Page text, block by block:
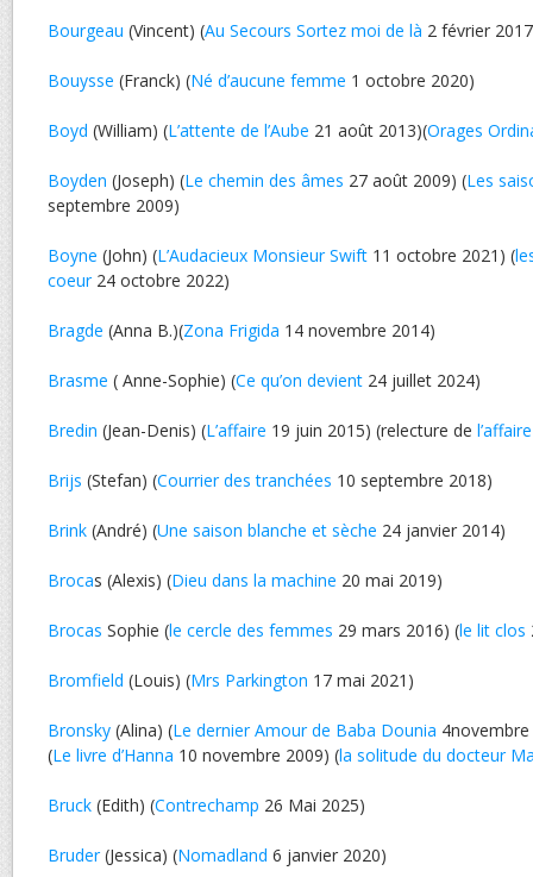
Bourgeau (Vincent) (Au Secours Sortez moi de là 2 février
Bouysse (Franck) (Né d’aucune femme 1 octobre 2020)
Boyd (William) (L’attente de l’Aube 21 août 2013)(Orages
Boyden (Joseph) (Le chemin des âmes 27 août 2009) (Les
septembre 2009)
Boyne (John) (L’Audacieux Monsieur Swift 11 octobre 2021) (
coeur24 octobre 2022)
Bragde (Anna B.)(Zona Frigida 14 novembre 2014)
Brasme ( Anne-Sophie) (Ce qu’on devient 24 juillet 2024)
Bredin (Jean-Denis) (L’affaire 19 juin 2015) (relecture de l’affaire
Brijs (Stefan) (Courrier des tranchées 10 septembre 2018)
Brink (André) (Une saison blanche et sèche 24 janvier 2014)
Brocas (Alexis) (Dieu dans la machine 20 mai 2019)
Brocas Sophie (le cercle des femmes 29 mars 2016) (le lit clos
Bromfield (Louis) (Mrs Parkington 17 mai 2021)
Bronsky (Alina) (Le dernier Amour de Baba Dounia
(Le livre d’Hanna 10 novembre 2009) (la solitude du docteur
Bruck (Edith) (Contrechamp 26 Mai 2025)
Bruder(Jessica) (Nomadland 6 janvier 2020)